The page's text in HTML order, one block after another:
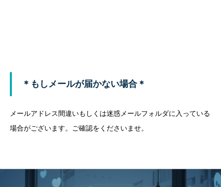
＊もしメールが届かない場合＊
メールアドレス間違いもしくは迷惑メールフォルダに入っている
場合がございます。ご確認をくださいませ。